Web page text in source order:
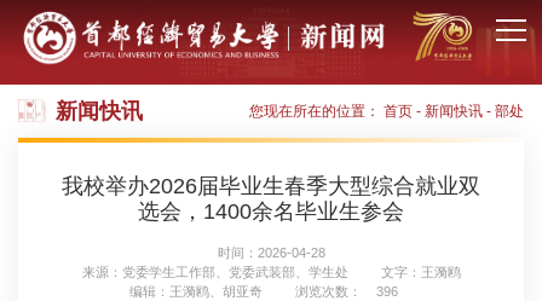
新闻快讯 您现在所在的位置： 首页 - 新闻快讯 - 部处
我校举办2026届毕业生春季大型综合就业双
选会，1400余名毕业生参会
时间：2026-04-28
来源：党委学生工作部、党委武装部、学生处
文字：王漪鸥
编辑：王漪鸥、胡亚奇
浏览次数： 396